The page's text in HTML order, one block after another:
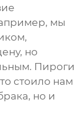
мы
но
Пироги
стоило нам
но и